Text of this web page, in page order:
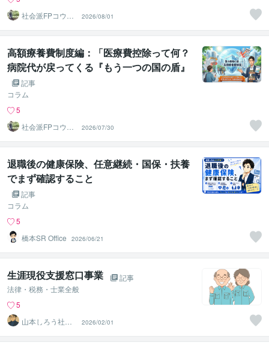
社会派FPコウダ
イ｜資産を守り
心を楽に
2026/08/01
高額療養費制度編：「医療費控除って何？
病院代が戻ってくる『もう一つの国の盾』
🛡️」記事
コラム
5
社会派FPコウダ
イ｜資産を守り
心を楽に
2026/07/30
退職後の健康保険、任意継続・国保・扶養
でまず確認すること
記事
コラム
5
橋本SR Office
2026/06/21
生涯現役支援窓口事業
記事
法律・税務・士業全般
5
山本しろう社労
士事務所
2026/02/01